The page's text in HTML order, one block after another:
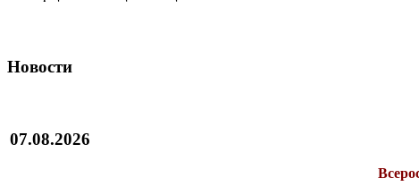
Новости
07.08.2026